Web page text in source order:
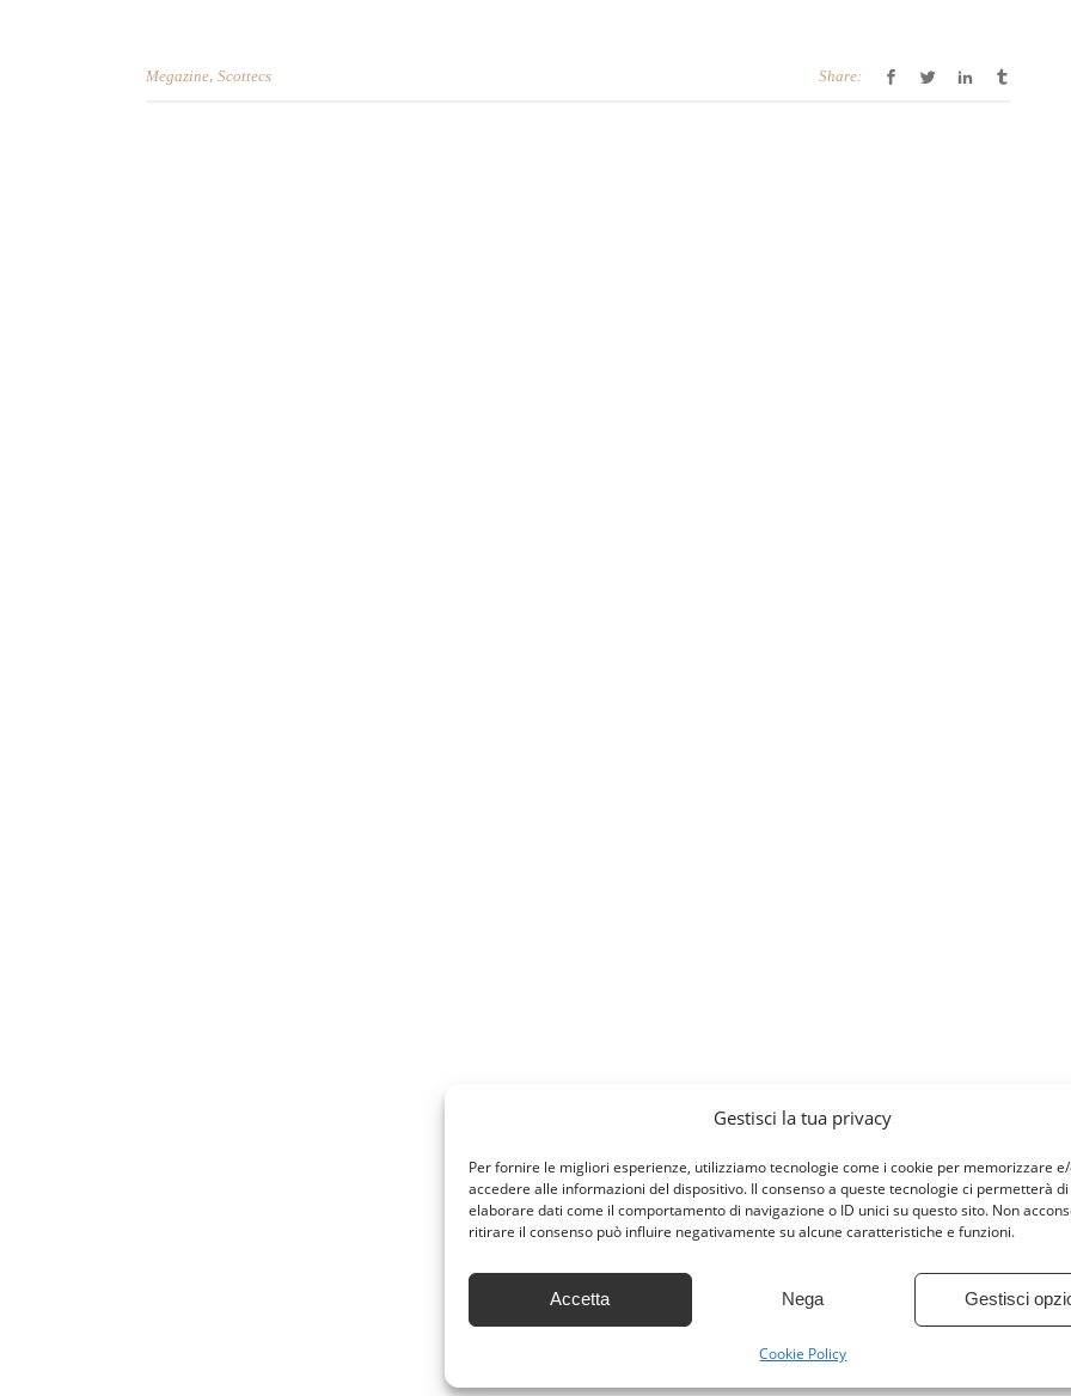
Gestisci la tua privacy
Per fornire le migliori esperienze, utilizziamo tecnologie come i cookie per memorizzare
accedere alle informazioni del dispositivo. Il consenso a queste tecnologie ci permetterà di
elaborare dati come il comportamento di navigazione o ID unici su questo sito. Non
ritirare il consenso può influire negativamente su alcune caratteristiche e funzioni.
Accetta Nega Gestisci
Cookie Policy
Megazine, Scottecs Share: